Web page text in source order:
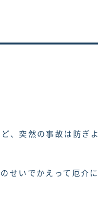
、突然の事故は防ぎよ
せいでかえって厄介に